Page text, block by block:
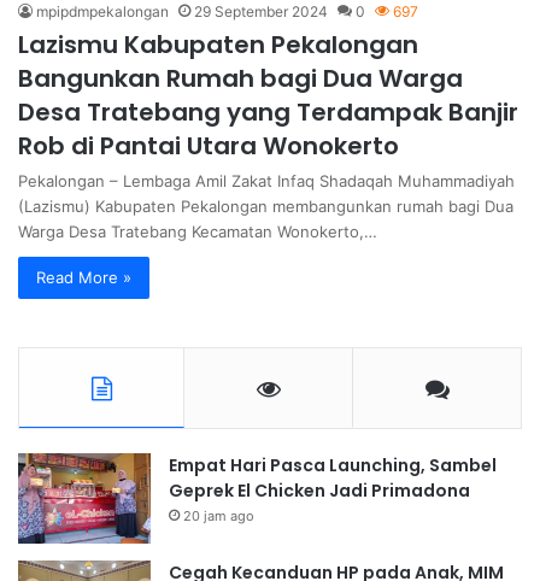
mpipdmpekalongan 29 September 2024 0 697
Lazismu Kabupaten Pekalongan
Bangunkan Rumah bagi Dua Warga
Desa Tratebang yang Terdampak Banjir
Rob di Pantai Utara Wonokerto
Pekalongan – Lembaga Amil Zakat Infaq Shadaqah Muhammadiyah
(Lazismu) Kabupaten Pekalongan membangunkan rumah bagi Dua
Warga Desa Tratebang Kecamatan Wonokerto,…
Read More »
Empat Hari Pasca Launching, Sambel
Geprek El Chicken Jadi Primadona
20 jam ago
Cegah Kecanduan HP pada Anak, MIM